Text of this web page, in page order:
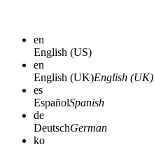
en
English (US)
en
English (UK)English (UK)
es
EspañolSpanish
de
DeutschGerman
ko